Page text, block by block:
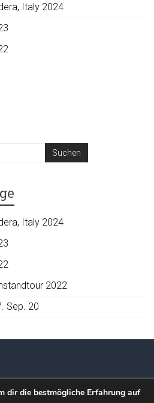
Italy 2024
Italy 2024
2022
Sep. 20
dir die bestmögliche Erfahrung auf